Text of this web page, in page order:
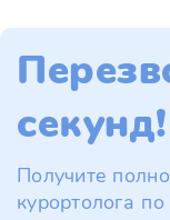
секунд!
Получите
курортолога